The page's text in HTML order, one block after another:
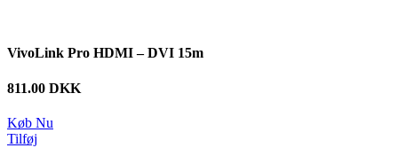
VivoLink Pro HDMI – DVI 15m
811.00 DKK
Køb Nu
Tilføj